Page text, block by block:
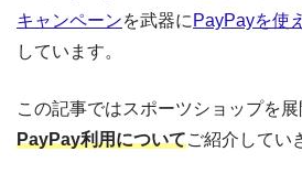
キャンペーンを武器に PayPayを使
しています。
この記事ではスポーツショップを展
PayPay利用についてご紹介してい